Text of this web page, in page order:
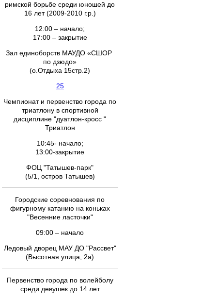
римской борьбе среди юношей до
16 лет (2009-2010 г.р.)
12:00 – начало;
17:00 – закрытие
Зал единоборств МАУДО «СШОР
по дзюдо»
(о.Отдыха 15стр.2)
25
Чемпионат и первенство города по
триатлону в спортивной
дисциплине "дуатлон-кросс "
Триатлон
10:45- начало;
13:00-закрытие
ФОЦ "Татышев-парк"
(5/1, остров Татышев)
Городские соревнования по
фигурному катанию на коньках
"Весенние ласточки"
09:00 – начало
Ледовый дворец МАУ ДО "Рассвет"
(Высотная улица, 2а)
Первенство города по волейболу
среди девушек до 14 лет